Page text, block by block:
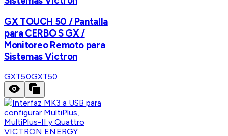
GX TOUCH 50 / Pantalla
para CERBO S GX /
Monitoreo Remoto para
Sistemas Victron
GXT50GXT50
VICTRON ENERGY